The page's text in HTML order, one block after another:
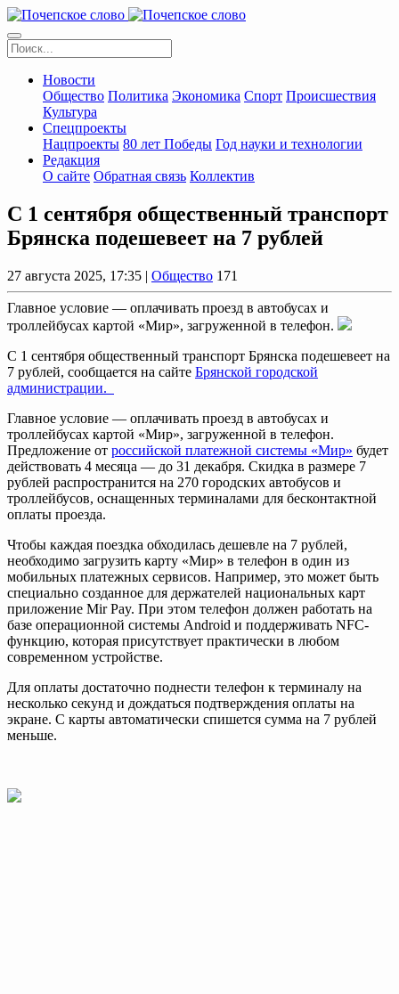
Новости
Общество Политика Экономика Спорт Происшествия
Культура
Спецпроекты
Нацпроекты 80 лет Победы Год науки и технологии
Редакция
О сайте Обратная связь Коллектив
С 1 сентября общественный транспорт
Брянска подешевеет на 7 рублей
27 августа 2025, 17:35 | Общество 171
Главное условие — оплачивать проезд в автобусах и
троллейбусах картой «Мир», загруженной в телефон.
С 1 сентября общественный транспорт Брянска подешевеет на
7 рублей, сообщается на сайте Брянской городской
администрации.
Главное условие — оплачивать проезд в автобусах и
троллейбусах картой «Мир», загруженной в телефон.
Предложение от российской платежной системы «Мир» будет
действовать 4 месяца — до 31 декабря. Скидка в размере 7
рублей распространится на 270 городских автобусов и
троллейбусов, оснащенных терминалами для бесконтактной
оплаты проезда.
Чтобы каждая поездка обходилась дешевле на 7 рублей,
необходимо загрузить карту «Мир» в телефон в один из
мобильных платежных сервисов. Например, это может быть
специально созданное для держателей национальных карт
приложение Mir Pay. При этом телефон должен работать на
базе операционной системы Android и поддерживать NFC-
функцию, которая присутствует практически в любом
современном устройстве.
Для оплаты достаточно поднести телефон к терминалу на
несколько секунд и дождаться подтверждения оплаты на
экране. С карты автоматически спишется сумма на 7 рублей
меньше.